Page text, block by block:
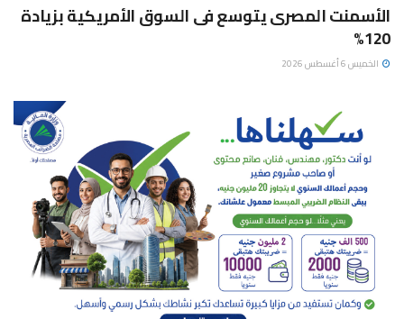
الأسمنت المصرى يتوسع فى السوق الأمريكية بزيادة
120%
الخميس 6 أغسطس 2026